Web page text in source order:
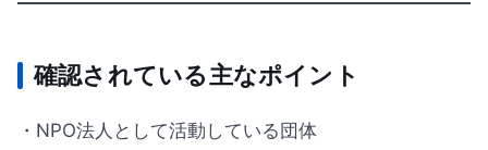
確認されている主なポイント
・NPO法人として活動している団体